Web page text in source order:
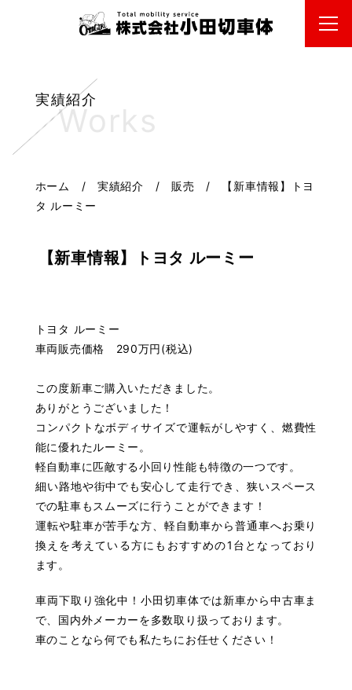
実績紹介
ホーム /実績紹介 / 販売 /
【新車情報】トヨ
タ ルーミー
【新車情報】トヨタ ルーミー
トヨタ ルーミー
車両販売価格 290万円(税込)
この度新車ご購入いただきました。
ありがとうございました！
コンパクトなボディサイズで運転がしやすく、燃費性
能に優れたルーミー。
軽自動車に匹敵する小回り性能も特徴の一つです。
細い路地や街中でも安心して走行でき、狭いスペース
での駐車もスムーズに行うことができます！
運転や駐車が苦手な方、軽自動車から普通車へお乗り
換えを考えている方にもおすすめの1台となっており
ます。
車両下取り強化中！小田切車体では新車から中古車ま
で、国内外メーカーを多数取り扱っております。
車のことなら何でも私たちにお任せください！